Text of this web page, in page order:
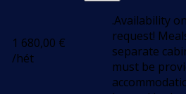
1 680,00 €
/hét
.Availability
request!
separate
must be